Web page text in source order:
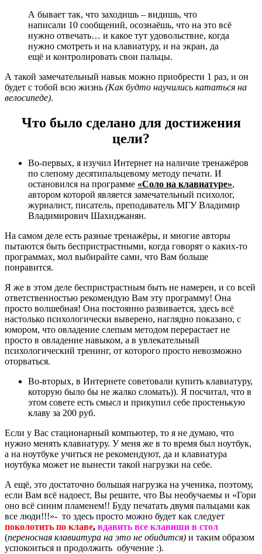
А бывает так, что заходишь – видишь, что
написали 10 сообщений, осознаёшь, что на это всё
нужно отвечать… и какое тут удовольствие, когда
нужно смотреть и на клавиатуру, и на экран, да
ещё и контролировать свои пальцы.
А такой замечательный навык можно приобрести 1 раз, и он
будет с тобой всю жизнь (Как будто научились кататься на
велосипеде).
Что было сделано для достижения
цели?
Во-первых, я изучил Интернет на наличие тренажёров
по слепому десятипальцевому методу печати. И
остановился на программе «Соло на клавиатуре»,
автором которой является замечательный психолог,
журналист, писатель, преподаватель МГУ Владимир
Владимирович Шахиджанян.
На самом деле есть разные тренажёры, и многие авторы
пытаются быть беспристрастными, когда говорят о каких-то
программах, мол выбирайте сами, что Вам больше
понравится.
Я же в этом деле беспристрастным быть не намерен, и со всей
ответственностью рекомендую Вам эту программу! Она
просто волшебная! Она постоянно развивается, здесь всё
настолько психологически выверено, наглядно показано, с
юмором, что овладение слепым методом перерастает не
просто в овладение навыком, а в увлекательный
психологический тренинг, от которого просто невозможно
оторваться.
Во-вторых, в Интернете советовали купить клавиатуру,
которую было бы не жалко сломать)). Я посчитал, что в
этом совете есть смысл и прикупил себе простенькую
клаву за 200 руб.
Если у Вас стационарный компьютер, то я не думаю, что
нужно менять клавиатуру. У меня же в то время был ноутбук,
а на ноутбуке учиться не рекомендуют, да и клавиатура
ноутбука может не вынести такой нагрузки на себе.
А ещё, это достаточно большая нагрузка на ученика, поэтому,
если Вам всё надоест, Вы решите, что Вы необучаемы и «Гори
оно всё синим пламенем!! Буду печатать двумя пальцами как
все люди!!!»- то здесь просто можно будет как следует
поколотить по клаве, вдавить все клавиши в стол
(переносная клавиатура на это не обидится) и таким образом
успокоиться и продолжить обучение :).